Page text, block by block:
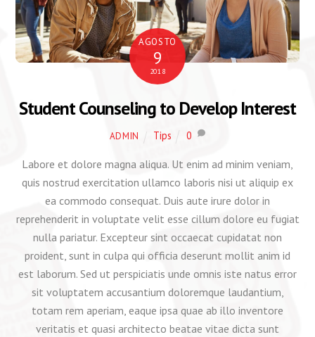
AGOSTO
9
2018
Student Counseling to Develop Interest
ADMIN Tips 0
Labore et dolore magna aliqua. Ut enim ad minim veniam,
quis nostrud exercitation ullamco laboris nisi ut aliquip ex
ea commodo consequat. Duis aute irure dolor in
reprehenderit in voluptate velit esse cillum dolore eu fugiat
nulla pariatur. Excepteur sint occaecat cupidatat non
proident, sunt in culpa qui officia deserunt mollit anim id
est laborum. Sed ut perspiciatis unde omnis iste natus error
sit voluptatem accusantium doloremque laudantium,
totam rem aperiam, eaque ipsa quae ab illo inventore
veritatis et quasi architecto beatae vitae dicta sunt